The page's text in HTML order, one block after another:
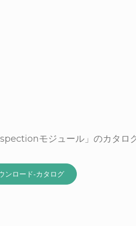
モジュール」のカタログ
ンロード‐カタログ